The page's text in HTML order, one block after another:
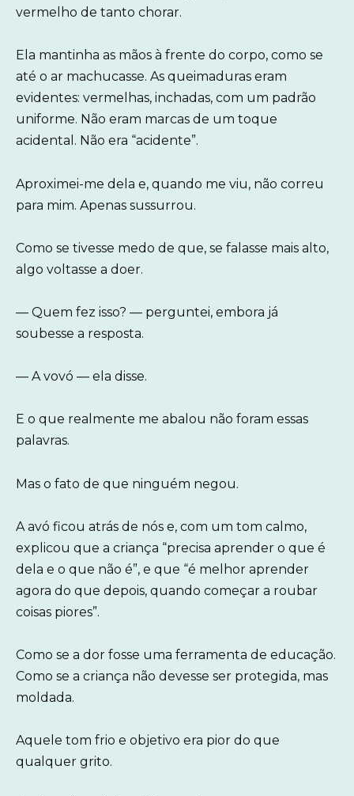
vermelho de tanto chorar.
Ela mantinha as mãos à frente do corpo, como se
até o ar machucasse. As queimaduras eram
evidentes: vermelhas, inchadas, com um padrão
uniforme. Não eram marcas de um toque
acidental. Não era “acidente”.
Aproximei-me dela e, quando me viu, não correu
para mim. Apenas sussurrou.
Como se tivesse medo de que, se falasse mais alto,
algo voltasse a doer.
— Quem fez isso? — perguntei, embora já
soubesse a resposta.
— A vovó — ela disse.
E o que realmente me abalou não foram essas
palavras.
Mas o fato de que ninguém negou.
A avó ficou atrás de nós e, com um tom calmo,
explicou que a criança “precisa aprender o que é
dela e o que não é”, e que “é melhor aprender
agora do que depois, quando começar a roubar
coisas piores”.
Como se a dor fosse uma ferramenta de educação.
Como se a criança não devesse ser protegida, mas
moldada.
Aquele tom frio e objetivo era pior do que
qualquer grito.